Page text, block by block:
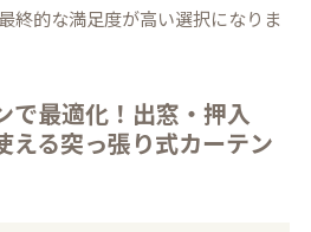
終的な満足度が高い選択になりま
で最適化！出窓・押入
える突っ張り式カーテン